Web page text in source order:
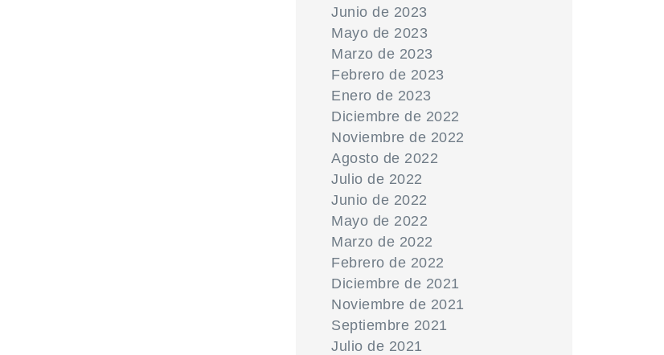
Junio de 2023
Mayo de 2023
Marzo de 2023
Febrero de 2023
Enero de 2023
Diciembre de 2022
Noviembre de 2022
Agosto de 2022
Julio de 2022
Junio de 2022
Mayo de 2022
Marzo de 2022
Febrero de 2022
Diciembre de 2021
Noviembre de 2021
Septiembre 2021
Julio de 2021